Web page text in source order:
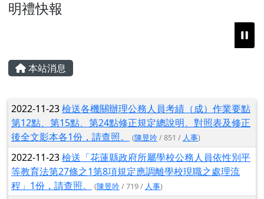
跳至主內容區
花蓮縣花蓮市明禮國小
上中區域內容
明禮快報
主內容區域
本站消息
文章列表
2022-11-23檢送各機關辦理公務人員考績（成）作業要點
第12點、第15點、第24點修正規定總說明、對照表及修正
後全文影本各1份，請查照。
(陳昱吟/ 851 / 人事)
2022-11-23檢送「花蓮縣政府所屬學校公務人員依性別平
等教育法第27條之1第8項規定應調離學校現職之處理流
程」1份，請查照。
(陳昱吟/ 719 / 人事)
頁尾區域